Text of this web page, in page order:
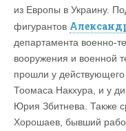
из Европы в Украину.
фигурантов
департамента военно-
вооружения и военной
прошли у действующего
Тоомаса Накхура, и у
Юрия Збитнева. Также
Хорошаев, бывший